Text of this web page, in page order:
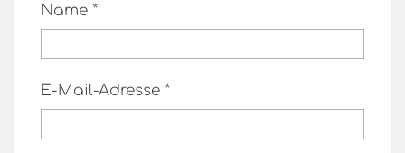
Name *
E-Mail-Adresse *